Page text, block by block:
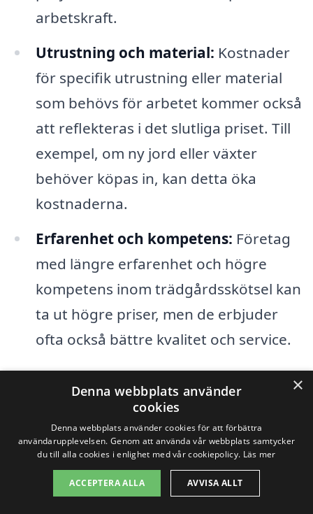
arbetskraft.
Utrustning och material: Kostnader
för specifik utrustning eller material
som behövs för arbetet kommer också
att reflekteras i det slutliga priset. Till
exempel, om ny jord eller växter
behöver köpas in, kan detta öka
kostnaderna.
Erfarenhet och kompetens: Företag
med längre erfarenhet och högre
kompetens inom trädgårdsskötsel kan
ta ut högre priser, men de erbjuder
ofta också bättre kvalitet och service.
Det är även värt att ta hänsyn till var i
Korsberga arbetet ska utföras. Vissa
områden kan ha olika kostnadsnivåer
baserat på efterfrågan på trädgårdshjälp.
Att jämföra priser mellan olika företag kan
×
Denna webbplats använder
cookies
Denna webbplats använder cookies för att förbättra
användarupplevelsen. Genom att använda vår webbplats samtycker
du till alla cookies i enlighet med vår cookiepolicy. Läs mer
ACCEPTERA ALLA AVVISA ALLT